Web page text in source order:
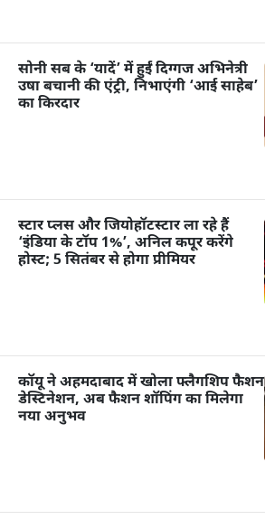
सोनी सब के ‘यादें’ में हुईं दिग्गज अभिनेत्री
उषा बचानी की एंट्री, निभाएंगी ‘आई साहेब’
का किरदार
स्टार प्लस और जियोहॉटस्टार ला रहे हैं
‘इंडिया के टॉप 1%’, अनिल कपूर करेंगे
होस्ट; 5 सितंबर से होगा प्रीमियर
कॉयू ने अहमदाबाद में खोला फ्लैगशिप फैशन
डेस्टिनेशन, अब फैशन शॉपिंग का मिलेगा
नया अनुभव